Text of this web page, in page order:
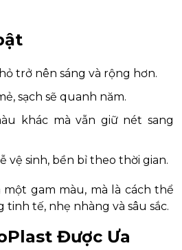
trở nên sáng và rộng hơn.
sạch sẽ quanh năm.
khác mà vẫn giữ nét sang
vệ sinh, bền bỉ theo thời gian.
gam màu, mà là cách thể
tinh tế, nhẹ nhàng và sâu sắc.
Được Ưa